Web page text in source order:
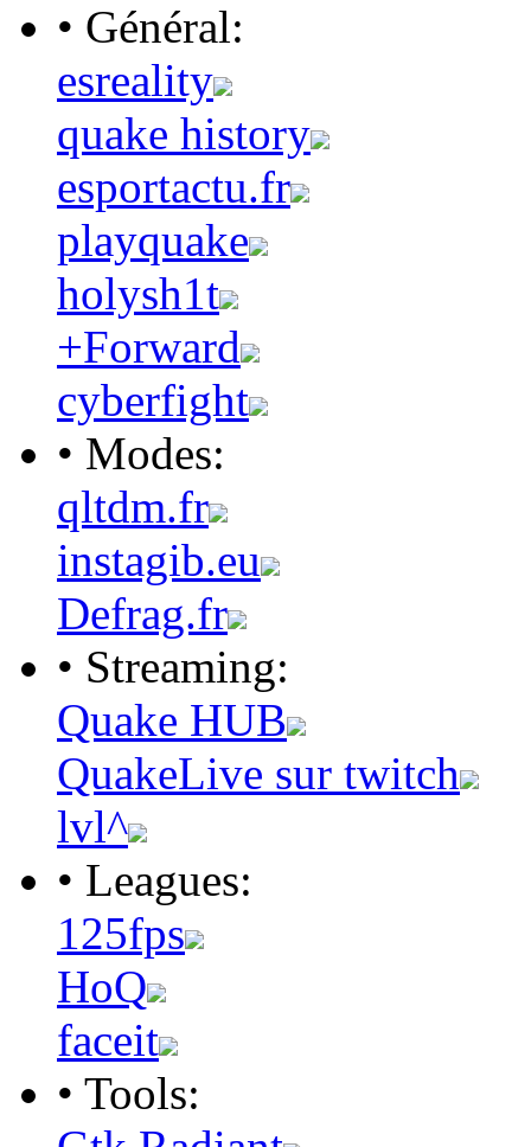
• Général:
esreality
quake history
esportactu.fr
playquake
holysh1t
+Forward
cyberfight
• Modes:
qltdm.fr
instagib.eu
Defrag.fr
• Streaming:
Quake HUB
QuakeLive sur twitch
lvl^
• Leagues:
125fps
HoQ
faceit
• Tools: